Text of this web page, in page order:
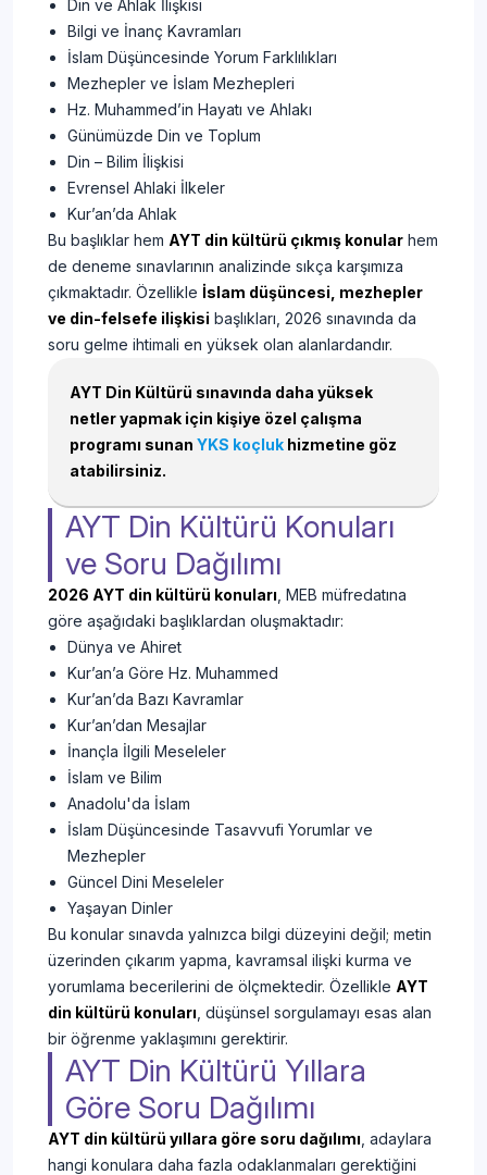
Din ve Ahlak İlişkisi
Bilgi ve İnanç Kavramları
İslam Düşüncesinde Yorum Farklılıkları
Mezhepler ve İslam Mezhepleri
Hz. Muhammed’in Hayatı ve Ahlakı
Günümüzde Din ve Toplum
Din – Bilim İlişkisi
Evrensel Ahlaki İlkeler
Kur’an’da Ahlak
Bu başlıklar hem AYT din kültürü çıkmış konular hem
de deneme sınavlarının analizinde sıkça karşımıza
çıkmaktadır. Özellikle İslam düşüncesi, mezhepler
ve din-felsefe ilişkisi başlıkları, 2026 sınavında da
soru gelme ihtimali en yüksek olan alanlardandır.
AYT Din Kültürü sınavında daha yüksek
netler yapmak için kişiye özel çalışma
programı sunan YKS koçluk hizmetine göz
atabilirsiniz.
AYT Din Kültürü Konuları
ve Soru Dağılımı
2026 AYT din kültürü konuları , MEB müfredatına
göre aşağıdaki başlıklardan oluşmaktadır:
Dünya ve Ahiret
Kur’an’a Göre Hz. Muhammed
Kur’an’da Bazı Kavramlar
Kur’an’dan Mesajlar
İnançla İlgili Meseleler
İslam ve Bilim
Anadolu'da İslam
İslam Düşüncesinde Tasavvufi Yorumlar ve
Mezhepler
Güncel Dini Meseleler
Yaşayan Dinler
Bu konular sınavda yalnızca bilgi düzeyini değil; metin
üzerinden çıkarım yapma, kavramsal ilişki kurma ve
yorumlama becerilerini de ölçmektedir. Özellikle AYT
din kültürü konuları , düşünsel sorgulamayı esas alan
bir öğrenme yaklaşımını gerektirir.
AYT Din Kültürü Yıllara
Göre Soru Dağılımı
AYT din kültürü yıllara göre soru dağılımı , adaylara
hangi konulara daha fazla odaklanmaları gerektiğini